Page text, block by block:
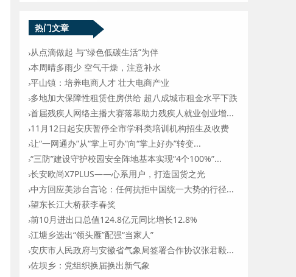
热门文章
从点滴做起 与“绿色低碳生活”为伴
本周晴多雨少 空气干燥，注意补水
平山镇：培养电商人才 壮大电商产业
多地加大保障性租赁住房供给 超八成城市租金水平下跌
首届残疾人网络主播大赛落幕助力残疾人就业创业增...
11月12日起安庆暂停全市学科类培训机构招生及收费
让“一网通办”从“掌上可办”向“掌上好办”转变...
“三防”建设守护校园安全阵地基本实现“4个100%”...
长安欧尚X7PLUS——心系用户，打造国货之光
中方回应美涉台言论：任何抗拒中国统一大势的行径...
望东长江大桥获李春奖
前10月进出口总值124.8亿元同比增长12.8%
江塘乡选出“领头雁”配强“当家人”
安庆市人民政府与安徽省气象局签署合作协议张君毅...
佐坝乡：党组织换届换出新气象